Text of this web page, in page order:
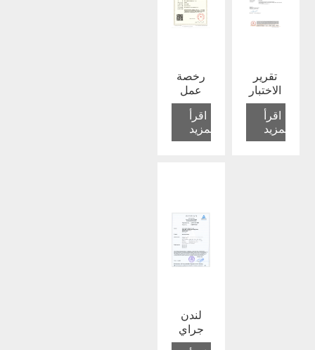
رخصة
عمل
اقرأ
المزيد
تقرير
الاختبار
اقرأ
المزيد
لندن
جراي